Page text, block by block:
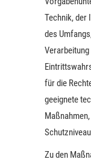
Technik, der
des
für die
geeignete
Zu den